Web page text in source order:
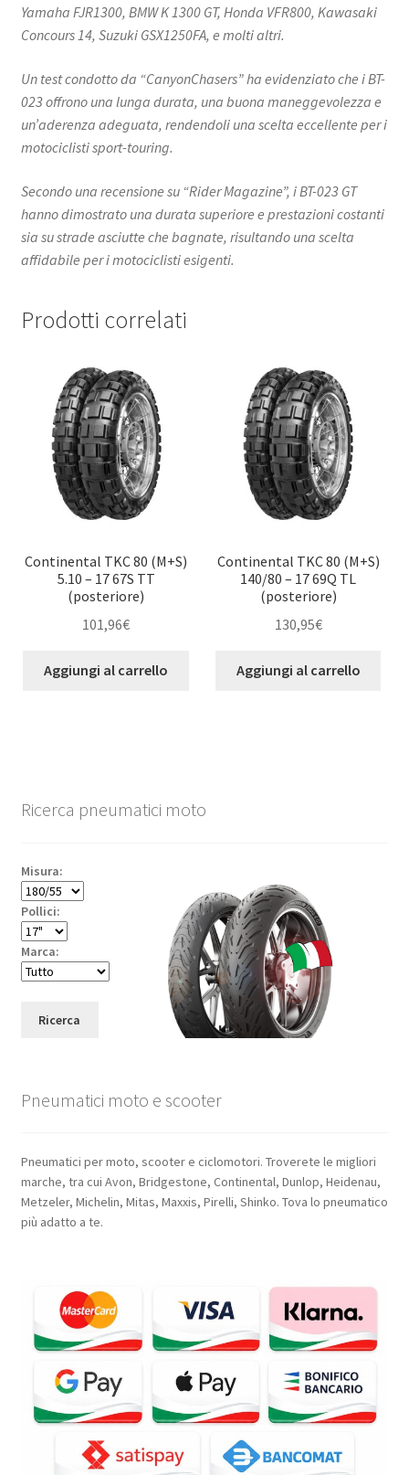
Yamaha FJR1300, BMW K 1300 GT, Honda VFR800, Kawasaki
Concours 14, Suzuki GSX1250FA, e molti altri.
Un test condotto da “CanyonChasers” ha evidenziato che i BT-
023 offrono una lunga durata, una buona maneggevolezza e
un’aderenza adeguata, rendendoli una scelta eccellente per i
motociclisti sport-touring. ​
Secondo una recensione su “Rider Magazine”, i BT-023 GT
hanno dimostrato una durata superiore e prestazioni costanti
sia su strade asciutte che bagnate, risultando una scelta
affidabile per i motociclisti esigenti. ​
Prodotti correlati
Continental TKC 80 (M+S)
5.10 – 17 67S TT
(posteriore)
101,96€
Aggiungi al carrello
Continental TKC 80 (M+S)
140/80 – 17 69Q TL
(posteriore)
130,95€
Aggiungi al carrello
Ricerca pneumatici moto
Misura:
Pollici:
Marca:
Ricerca
Pneumatici moto e scooter
Pneumatici per moto, scooter e ciclomotori. Troverete le migliori
marche, tra cui Avon, Bridgestone, Continental, Dunlop, Heidenau,
Metzeler, Michelin, Mitas, Maxxis, Pirelli, Shinko. Tova lo pneumatico
più adatto a te.